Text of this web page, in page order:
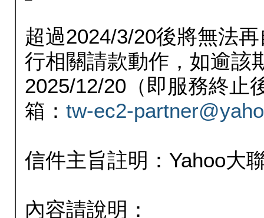
超過2024/3/20後將無法
行相關請款動作，如逾該
2025/12/20（即服務終止
箱： tw-ec2-
信件主旨註明：Yahoo大
內容請說明：